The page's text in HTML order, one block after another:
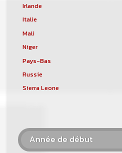
Irlande
Italie
Mali
Niger
Pays-Bas
Russie
Sierra Leone
Année de début